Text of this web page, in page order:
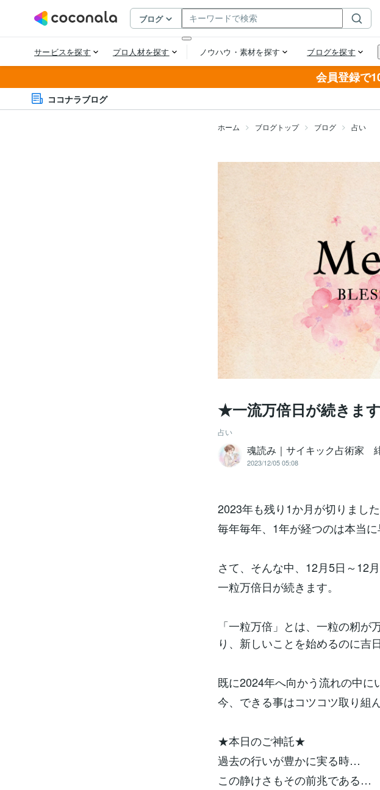
会員登録で
ココナラブログ
ホーム ブログトップ ブログ 占い
★一流万倍日が続きま
占い
魂読み｜サイキック占術家
2023/12/05 05:08
2023年も残り1か月が切りまし
毎年毎年、1年が経つのは本当に
さて、そんな中、12月5日～12月
一粒万倍日が続きます。
「一粒万倍」とは、一粒の籾
り、新しいことを始めるのに吉
既に2024年へ向かう流れの中に
今、できる事はコツコツ取り組
★本日のご神託★
過去の行いが豊かに実る時…
この静けさもその前兆である…